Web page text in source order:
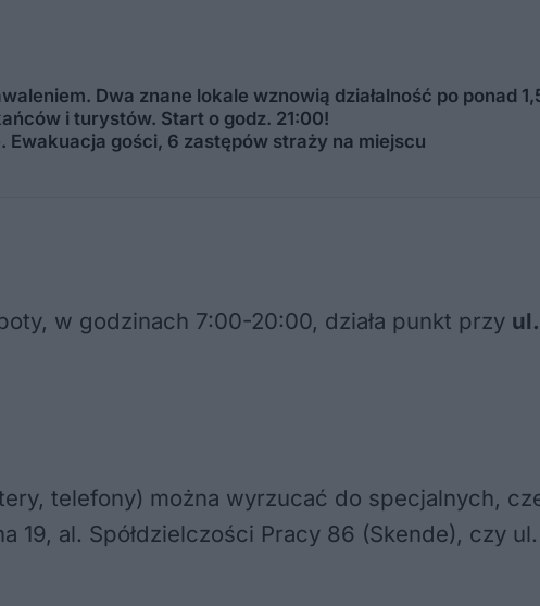
Dwa znane lokale wznowią działalność po ponad
i turystów. Start o godz. 21:00!
gości, 6 zastępów straży na miejscu
w godzinach 7:00-20:00, działa punkt przy
telefony) można wyrzucać do specjalnych,
19, al. Spółdzielczości Pracy 86 (Skende), czy